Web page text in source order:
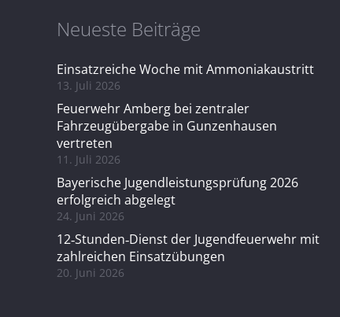
Neueste Beiträge
Einsatzreiche Woche mit Ammoniakaustritt
13. Juli 2026
Feuerwehr Amberg bei zentraler
Fahrzeugübergabe in Gunzenhausen
vertreten
11. Juli 2026
Bayerische Jugendleistungsprüfung 2026
erfolgreich abgelegt
24. Juni 2026
12‑Stunden‑Dienst der Jugendfeuerwehr mit
zahlreichen Einsatzübungen
20. Juni 2026